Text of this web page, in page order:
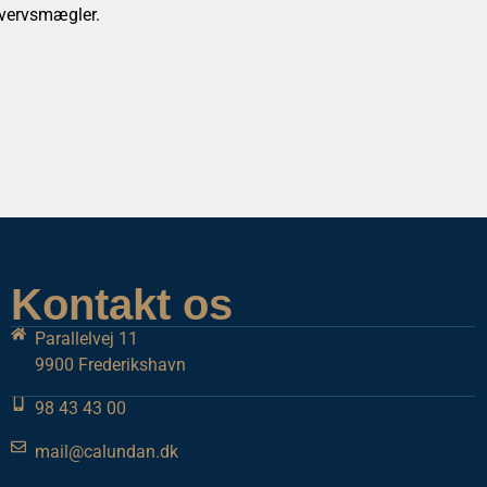
Kontakt os
Parallelvej 11
9900 Frederikshavn
98 43 43 00
mail@calundan.dk